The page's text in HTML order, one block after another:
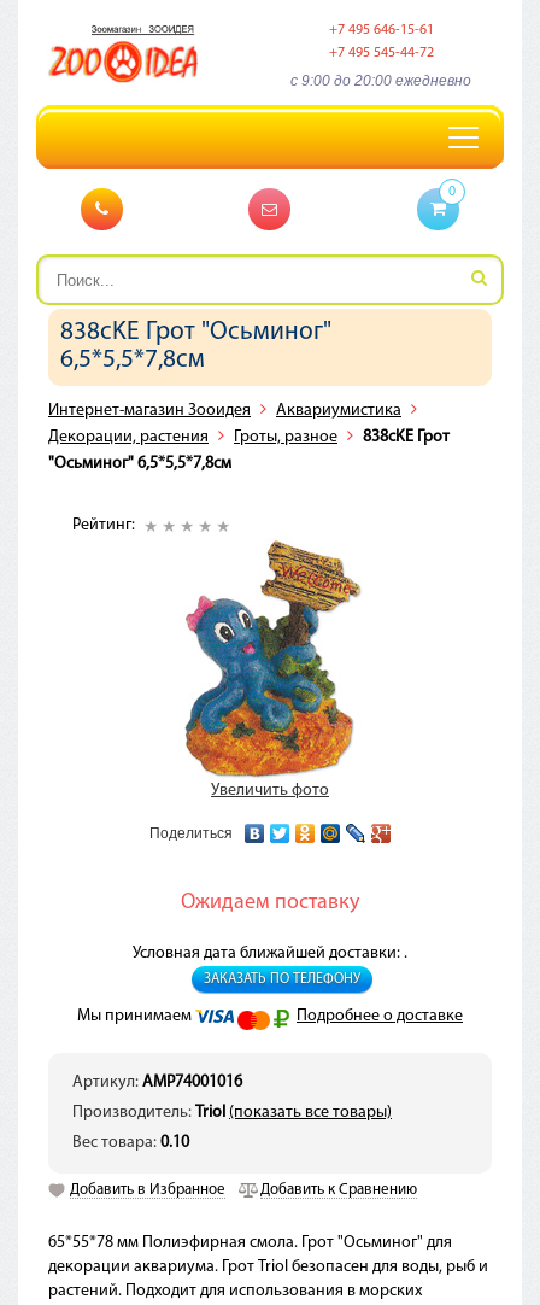
+7 495 646-15-61
+7 495 545-44-72
c 9:00 до 20:00 ежедневно
Toggle
navigation
0
838сKE Грот "Осьминог"
6,5*5,5*7,8см
Интернет-магазин Зооидея
Аквариумистика
Декорации, растения
Гроты, разное
838сKE Грот
"Осьминог" 6,5*5,5*7,8см
Рейтинг:
Увеличить фото
Поделиться
Ожидаем поставку
Условная дата ближайшей доставки: .
ЗАКАЗАТЬ ПО ТЕЛЕФОНУ
Мы принимаем Подробнее о доставке
Артикул: AMP74001016
Производитель: Triol (показать все товары)
Вес товара: 0.10
Добавить в Избранное Добавить к Сравнению
65*55*78 мм Полиэфирная смола. Грот "Осьминог" для
декорации аквариума. Грот Triol безопасен для воды, рыб и
растений. Подходит для использования в морских